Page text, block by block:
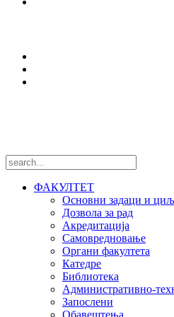
ФАКУЛТЕТ
Основни задаци и
Дозвола за рад
Акредитација
Самовредновање
Органи факултета
Катедре
Библиотека
Административно-
Запослени
Обавештења